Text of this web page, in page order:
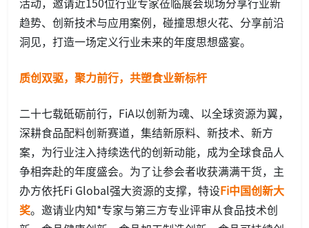
趋势、创新技术与应用案例，碰撞思想火花、分享前沿
洞见，打造一场定义行业未来的年度思想盛宴。
质创双驱，聚力前行，共塑食业新标杆
二十七载砥砺前行，FiA以创新为魂、以全球资源为翼，
深耕食品配料创新赛道，集结新原料、新技术、新方
案，为行业注入持续迭代的创新动能，成为全球食品人
争相奔赴的年度盛会。为了让参会者收获满满干货，主
办方依托Fi Global强大资源的支撑，特设Fi中国创新大
奖。邀请业内知*专家与第三方专业评审从食品技术创